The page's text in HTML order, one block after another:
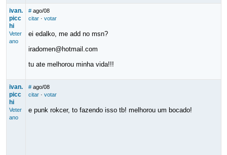
ivan.
picc
hi
Veter
ano
# ago/08
citar· votar
ei edalko, me add no msn?
iradomen@hotmail.com
tu ate melhorou minha vida!!!
ivan.
picc
hi
Veter
ano
# ago/08
citar· votar
e punk rokcer, to fazendo isso tb! melhorou um bocado!